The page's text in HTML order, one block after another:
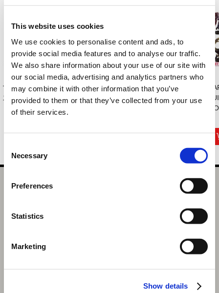
This website uses cookies
We use cookies to personalise content and ads, to
provide social media features and to analyse our traffic.
We also share information about your use of our site with
our social media, advertising and analytics partners who
may combine it with other information that you’ve
provided to them or that they’ve collected from your use
of their services.
Selection
Necessary
Preferences
Statistics
Marketing
Show details
マフラータオル モン
スターハンターワ...
モンスターハンター
ライズ：サンブレ
モンスターハンター
×NEW ERAコラボT
モンスターハンターライズ グラスジョッキ ゴコク
3,300円(税込)